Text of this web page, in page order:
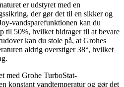
er udstyret med en
der gør det til en sikker og
vandsparefunktionen kan du
til 50%, hvilket bidrager til at bevare
kan du stole på, at Grohes
aldrig overstiger 38°, hvilket
med Grohe TurboStat-
konstant vandtemperatur og gør det